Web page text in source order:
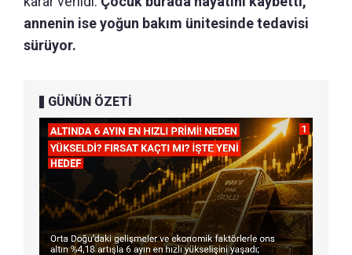
annenin ise yoğun bakım ünitesinde tedavisi
sürüyor.
GÜNÜN ÖZETİ